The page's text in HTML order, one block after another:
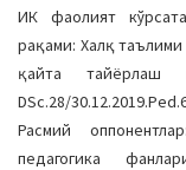
ИК фаолият
рақами: Халқ
қайта тайёрлаш
DSc.28/
Расмий
педагогика